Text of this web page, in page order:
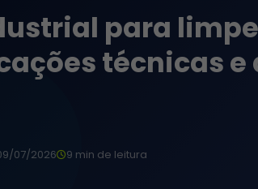
para
técnicas
07/2026 9 min de leitura